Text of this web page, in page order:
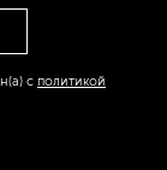
с политикой